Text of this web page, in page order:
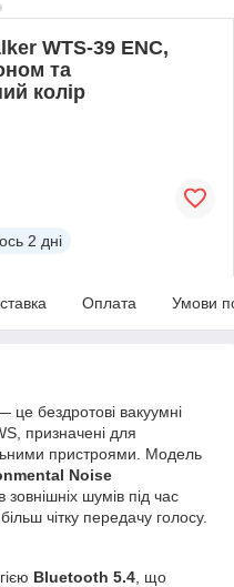
WTS-39 ENC,
та
колір
2 дні
Оплата Умови
це бездротові вакуумні
призначені для
пристроями. Модель
Noise
зовнішніх шумів під час
чітку передачу голосу.
Bluetooth 5.4 , що